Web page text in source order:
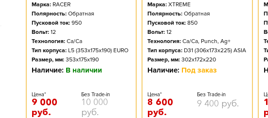
Марка: RACER
Полярность: Обратная
Пусковой ток: 950
Вольт: 12
Технология: Ca/Ca
Тип корпуса: L5 (353x175x190) EURO
Размер, мм: 353x175x190
Наличие: В наличии
Цена*
9 000
руб.
Без Trade-in
10 000
руб.
Марка: XTREME
Полярность: Обратная
Пусковой ток: 850
Вольт: 12
Технология: Ca/Ca, Punch, Ag+
Тип корпуса: D31 (306x173x225) ASIA
Размер, мм: 302x172x220
Наличие: Под заказ
Цена*
8 600
руб.
Без Trade-in
9 400 руб.